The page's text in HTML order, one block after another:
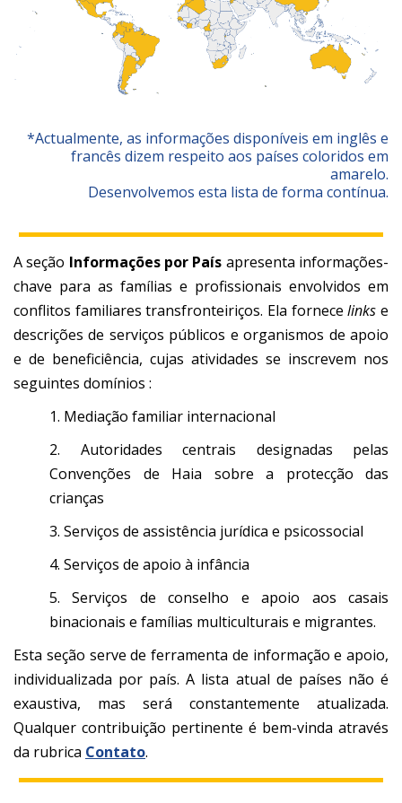
*Actualmente, as informações disponíveis em inglês e
francês dizem respeito aos países coloridos em
amarelo.
Desenvolvemos esta lista de forma contínua.
A seção Informações por País apresenta informações-
chave para as famílias e profissionais envolvidos em
conflitos familiares transfronteiriços. Ela fornecelinks e
descrições de serviços públicos e organismos de apoio
e de beneficiência, cujas atividades se inscrevem nos
seguintes domínios :
1. Mediação familiar internacional
2. Autoridades centrais designadas pelas
Convenções de Haia sobre a protecção das
crianças
3. Serviços de assistência jurídica e psicossocial
4. Serviços de apoio à infância
5. Serviços de conselho e apoio aos casais
binacionais e famílias multiculturais e migrantes.
Esta seção serve de ferramenta de informação e apoio,
individualizada por país. A lista atual de países não é
exaustiva, mas será constantemente atualizada.
Qualquer contribuição pertinente é bem-vinda através
da rubrica Contato.